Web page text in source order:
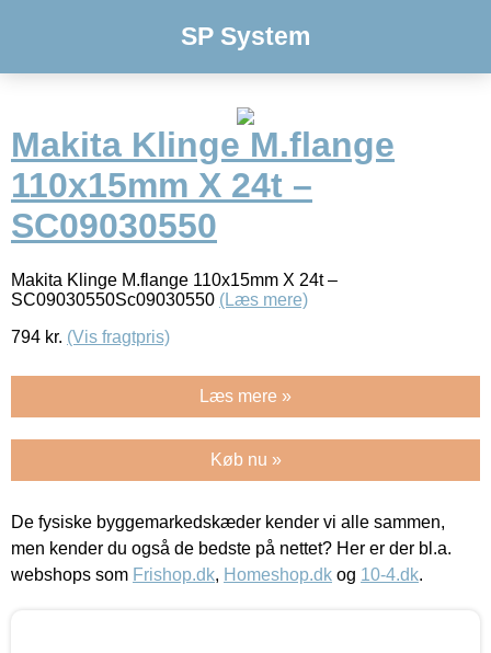
SP System
Makita Klinge M.flange
110x15mm X 24t –
SC09030550
Makita Klinge M.flange 110x15mm X 24t –
SC09030550Sc09030550 (Læs mere)
794 kr. (Vis fragtpris)
Læs mere »
Køb nu »
De fysiske byggemarkedskæder kender vi alle sammen,
men kender du også de bedste på nettet? Her er der bl.a.
webshops som Frishop.dk, Homeshop.dk og 10-4.dk.